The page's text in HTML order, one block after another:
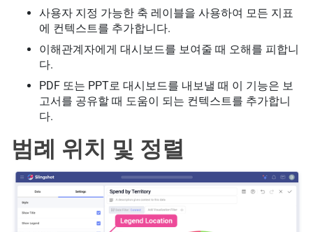
사용자 지정 가능한 축 레이블을 사용하여 모든 지표
에 컨텍스트를 추가합니다.
이해관계자에게 대시보드를 보여줄 때 오해를 피합니
다.
PDF 또는 PPT로 대시보드를 내보낼 때 이 기능은 보
고서를 공유할 때 도움이 되는 컨텍스트를 추가합니
다.
범례 위치 및 정렬